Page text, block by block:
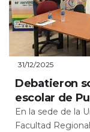
31/12/2025
Debatieron
escolar de
En la sede de la
Facultad